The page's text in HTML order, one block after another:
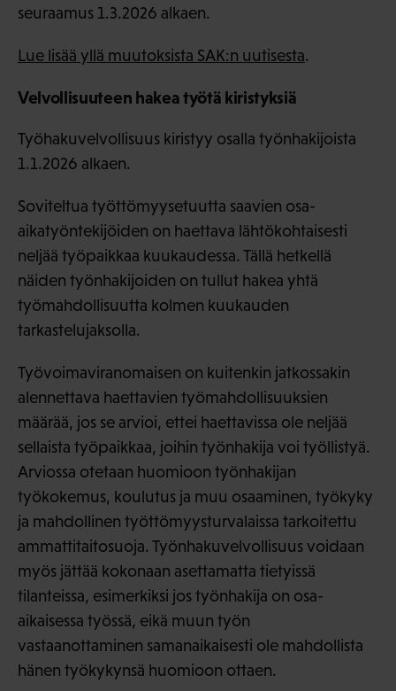
seuraamus 1.3.2026 alkaen.
Lue lisää yllä muutoksista SAK:n uutisesta.
Velvollisuuteen hakea työtä kiristyksiä
Työhakuvelvollisuus kiristyy osalla työnhakijoista
1.1.2026 alkaen.
Soviteltua työttömyysetuutta saavien osa-
aikatyöntekijöiden on haettava lähtökohtaisesti
neljää työpaikkaa kuukaudessa. Tällä hetkellä
näiden työnhakijoiden on tullut hakea yhtä
työmahdollisuutta kolmen kuukauden
tarkastelujaksolla.
Työvoimaviranomaisen on kuitenkin jatkossakin
alennettava haettavien työmahdollisuuksien
määrää, jos se arvioi, ettei haettavissa ole neljää
sellaista työpaikkaa, joihin työnhakija voi työllistyä.
Arviossa otetaan huomioon työnhakijan
työkokemus, koulutus ja muu osaaminen, työkyky
ja mahdollinen työttömyysturvalaissa tarkoitettu
ammattitaitosuoja. Työnhakuvelvollisuus voidaan
myös jättää kokonaan asettamatta tietyissä
tilanteissa, esimerkiksi jos työnhakija on osa-
aikaisessa työssä, eikä muun työn
vastaanottaminen samanaikaisesti ole mahdollista
hänen työkykynsä huomioon ottaen.